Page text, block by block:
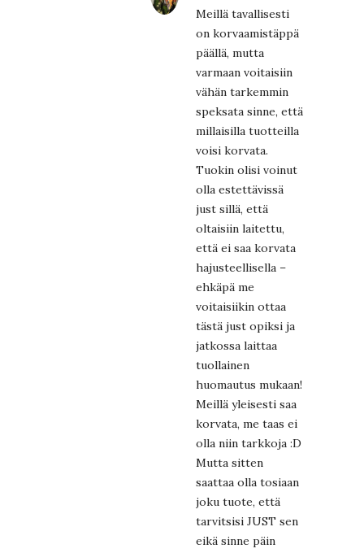
Meillä tavallisesti
on korvaamistäppä
päällä, mutta
varmaan voitaisiin
vähän tarkemmin
speksata sinne, että
millaisilla tuotteilla
voisi korvata.
Tuokin olisi voinut
olla estettävissä
just sillä, että
oltaisiin laitettu,
että ei saa korvata
hajusteellisella –
ehkäpä me
voitaisiikin ottaa
tästä just opiksi ja
jatkossa laittaa
tuollainen
huomautus mukaan!
Meillä yleisesti saa
korvata, me taas ei
olla niin tarkkoja :D
Mutta sitten
saattaa olla tosiaan
joku tuote, että
tarvitsisi JUST sen
eikä sinne päin